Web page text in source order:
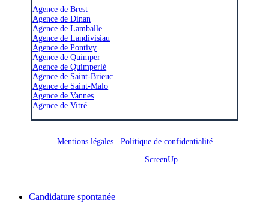
Agence de Brest
Agence de Dinan
Agence de Lamballe
Agence de Landivisiau
Agence de Pontivy
Agence de Quimper
Agence de Quimperlé
Agence de Saint-Brieuc
Agence de Saint-Malo
Agence de Vannes
Agence de Vitré
Mentions légales/ Politique de confidentialité
ScreenUp
Close
Candidature spontanée